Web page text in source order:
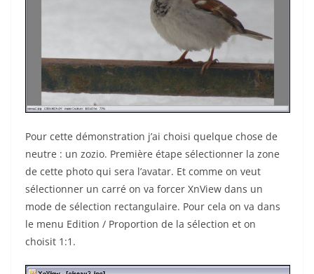
Pour cette démonstration j’ai choisi quelque chose de
neutre : un zozio. Première étape sélectionner la zone
de cette photo qui sera l’avatar. Et comme on veut
sélectionner un carré on va forcer XnView dans un
mode de sélection rectangulaire. Pour cela on va dans
le menu Edition / Proportion de la sélection et on
choisit 1:1.